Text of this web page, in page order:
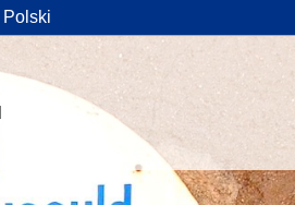
Polski